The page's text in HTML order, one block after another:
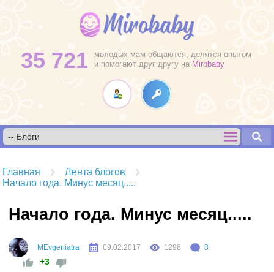
35 721
молодых мам общаются, делятся опытом
и помогают друг другу на Mirobaby
Главная
Лента блогов
Начало года. Минус месяц.....
Начало года. Минус месяц.....
MEvgeniatra 09.02.2017 1298 8
+3